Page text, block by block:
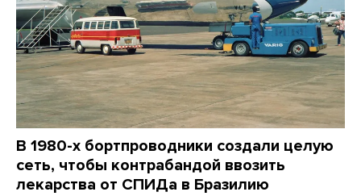
В 1980-х бортпроводники создали целую
сеть, чтобы контрабандой ввозить
лекарства от СПИДа в Бразилию